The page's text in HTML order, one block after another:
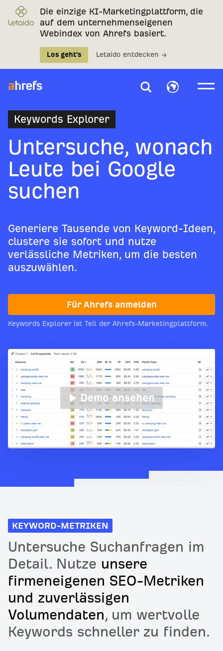
Die einzige KI-Marketingplattform, die
auf dem unternehmenseigenen
Webindex von Ahrefs basiert.
Los geht's Letaido entdecken →
Keywords Explorer
Untersuche, wonach
Leute bei Google
suchen
Generiere Tausende von Keyword-Ideen,
clustere sie sofort und nutze
verlässliche Metriken, um die besten
auszuwählen.
Für Ahrefs anmelden
Keywords Explorer ist Teil der Ahrefs-Marketingplattform.
Demo ansehen
KEYWORD-METRIKEN
Untersuche Suchanfragen im
Detail. Nutze unsere
firmeneigenen SEO-Metriken
und zuverlässigen
Volumendaten, um wertvolle
Keywords schneller zu finden.